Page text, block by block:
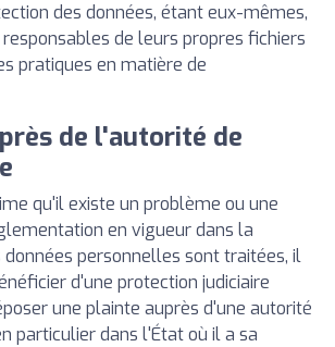
des données, étant eux-mêmes,
de leurs propres fichiers
pratiques en matière de
de l'autorité de
qu'il existe un problème ou une
en vigueur dans la
personnelles sont traitées, il
d'une protection judiciaire
une plainte auprès d'une autorité
particulier dans l'État où il a sa